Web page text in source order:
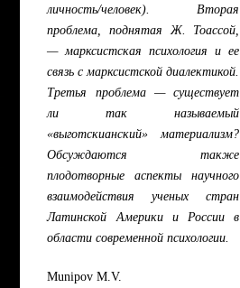
личность/человек). Вторая
проблема, поднятая Ж. Тоассой,
— марксистская психология и ее
связь с марксистской диалектикой.
Третья проблема — существует
ли так называемый
«выготскианский» материализм?
Обсуждаются также
плодотворные аспекты научного
взаимодействия ученых стран
Латинской Америки и России в
области современной психологии.
Munipov M.V.